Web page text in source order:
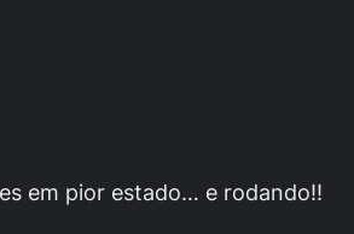
em pior estado… e rodando!!